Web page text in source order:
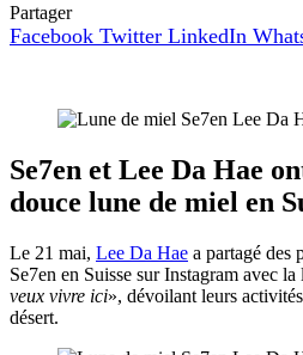
Partager
Facebook Twitter LinkedIn
Se7en et Lee Da Hae
douce lune de miel en
Le 21 mai, Lee Da Hae a partagé des
Se7en en Suisse sur Instagram avec la
veux vivre ici», dévoilant leurs
désert.